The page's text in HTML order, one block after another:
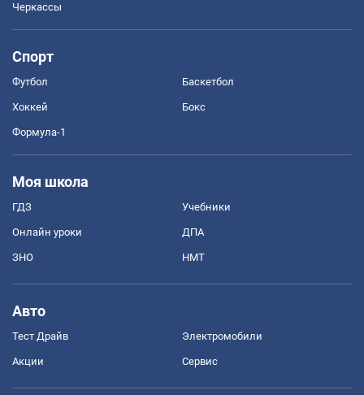
Черкассы
Спорт
Футбол Баскетбол
Хоккей Бокс
Формула-1
Моя школа
ГДЗ Учебники
Онлайн уроки ДПА
ЗНО НМТ
Авто
Тест Драйв Электромобили
Акции Сервис